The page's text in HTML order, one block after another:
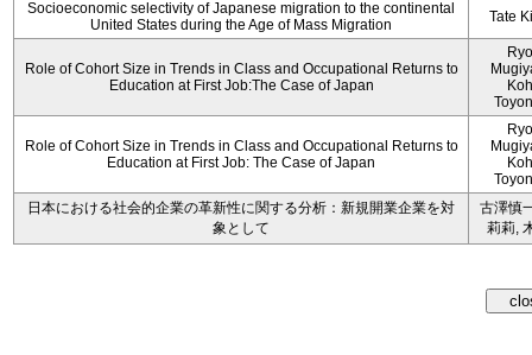
Socioeconomic selectivity of Japanese migration to the continental
United States during the Age of Mass Migration
Tate
Role of Cohort Size in Trends in Class and Occupational Returns to
Education at First Job:The Case of Japan
Role of Cohort Size in Trends in Class and Occupational Returns to
Education at First Job: The Case of Japan
日本における社会的企業の革新性に関する分析：新規開業企業を対
象として
古澤慎
莉莉,